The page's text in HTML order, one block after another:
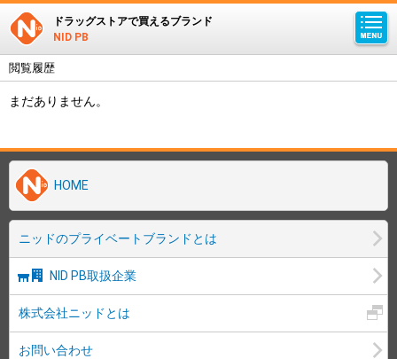
ドラッグストアで買えるブランド
NID PB
閲覧履歴
まだありません。
HOME
ニッドのプライベートブランドとは
NID PB取扱企業
株式会社ニッドとは
お問い合わせ